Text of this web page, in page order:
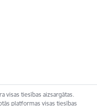
visas tiesības aizsargātas.
platformas visas tiesības